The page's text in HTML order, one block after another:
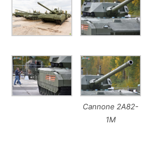
Cannone 2A82-
1M